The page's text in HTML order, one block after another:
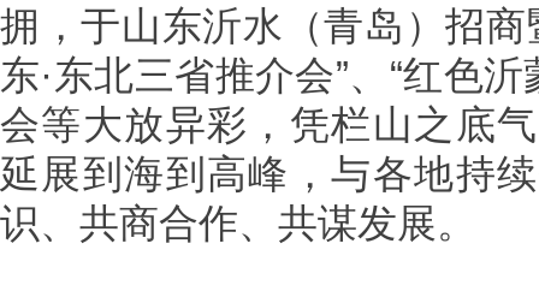
拥，于山东沂水（青岛）招商
东·东北三省推介会”、“红色
会等大放异彩，凭栏山之底
延展到海到高峰，与各地持
识、共商合作、共谋发展。